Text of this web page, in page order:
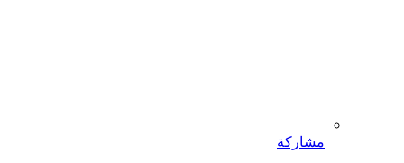
مشاركة